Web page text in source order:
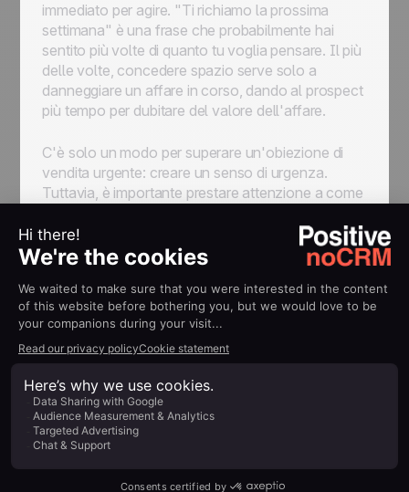
immediato per agire. "Ti richiamo la prossima
settimana" è una frase che probabilmente hai
sentito più volte di quanto tu voglia pensare. Il più
delle volte, concedere spazio serve solo a
danneggiare un affare in corso, dando al prospect
più tempo per dubitare del valore dell'affare.
C'è solo un modo per superare un'obiezione di
vendita urgente: creare un senso di urgenza.
Tuttavia, è importante prestare attenzione a come
non farà convertire subito il prospect, anzi è molto
più probabile che lo faccia sentire a disagio e
che hai coltivato fino a quel momento.
Concentrati invece sull'evidenziare i costi
dell'inazione e i vantaggi di ciò che stai offrendo,
approfondendo i loro punti dolenti e rafforzando
sottilmente il fatto che più tempo passano senza
la tua soluzione, più la loro situazione diventerà
complicata.